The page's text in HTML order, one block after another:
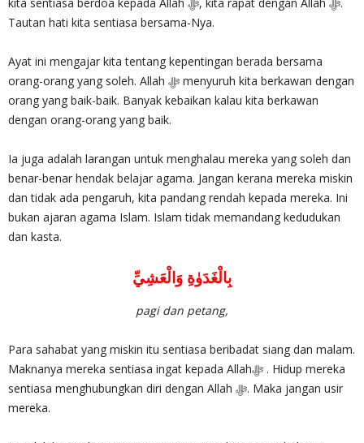
Tautan hati kita sentiasa bersama-Nya.
Ayat ini mengajar kita tentang kepentingan berada bersama
orang-orang yang soleh. Allah ‎ﷻ menyuruh kita berkawan dengan
orang yang baik-baik. Banyak kebaikan kalau kita berkawan
dengan orang-orang yang baik.
Ia juga adalah larangan untuk menghalau mereka yang soleh dan
benar-benar hendak belajar agama. Jangan kerana mereka miskin
dan tidak ada pengaruh, kita pandang rendah kepada mereka. Ini
bukan ajaran agama Islam. Islam tidak memandang kedudukan
dan kasta.
بِالْغَدَوٰةِ وَالْعَشِيِّ
pagi dan petang,
Para sahabat yang miskin itu sentiasa beribadat siang dan malam.
Maknanya mereka sentiasa ingat kepada Allah‎ﷻ . Hidup mereka
sentiasa menghubungkan diri dengan Allah ‎ﷻ. Maka jangan usir
mereka.